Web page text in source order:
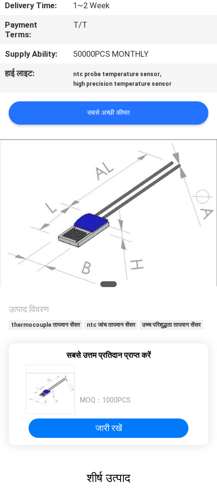
कारखाना
भ्रमण
गुणवत्ता
नियंत्रण
संपर्क
करें
करें
साइटमैप
PRIVACY
Delivery Time:
1~2 Week
Payment
Terms:
T/T
Supply Ability:
50000PCS MONTHLY
हाई लाइट:
ntc probe temperature sensor,
high precision temperature sensor
सबसे अच्छी कीमत
उत्पाद विवरण
thermocouple तापमान सेंसर ntc जांच तापमान सेंसर उच्च परिशुद्धता तापमान सेंसर
सबसे उत्तम प्रतिदान प्राप्त करें
MOQ： 1000PCS
जारी रखें
शीर्ष उत्पाद